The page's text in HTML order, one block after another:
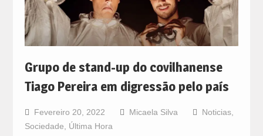
Grupo de stand-up do covilhanense
Tiago Pereira em digressão pelo país
Fevereiro 20, 2022 Micaela Silva Noticias,
Sociedade
Última Hora